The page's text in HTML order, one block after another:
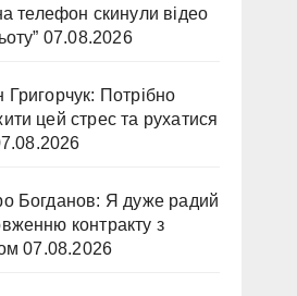
телефон скинули відео
07.08.2026
Григорчук: Потрібно
цей стрес та рухатися
Богданов: Я дуже радий
контракту з
07.08.2026